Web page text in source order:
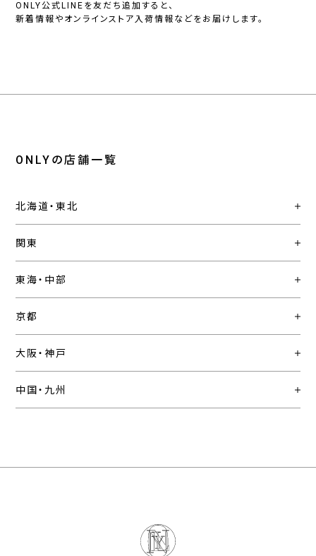
ONLY公式LINEを友だち追加すると、
新着情報やオンラインストア入荷情報などをお届けします。
ONLYの店舗一覧
北海道・東北
関東
東海・中部
京都
大阪・神戸
中国・九州